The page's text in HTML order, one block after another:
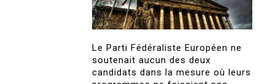
Le Parti Fédéraliste Européen ne
soutenait aucun des deux
candidats dans la mesure où leurs